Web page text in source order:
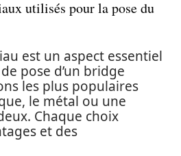
utilisés pour la pose du
est un aspect essentiel
pose d’un bridge
les plus populaires
le métal ou une
Chaque choix
et des